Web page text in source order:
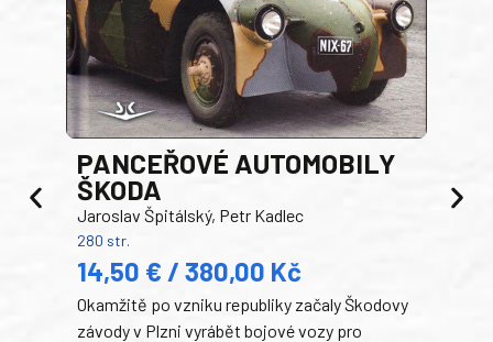
PANCEŘOVÉ AUTOMOBILY
ŠKODA
Jaroslav Špitálský, Petr Kadlec
280 str.
14,50 € / 380,00 Kč
Okamžitě po vzniku republiky začaly Škodovy
závody v Plzni vyrábět bojové vozy pro